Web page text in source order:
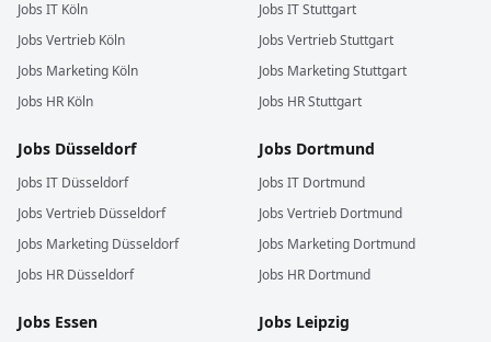
Jobs IT Köln
Jobs Vertrieb Köln
Jobs Marketing Köln
Jobs HR Köln
Jobs ITStuttgart
Jobs VertriebStuttgart
Jobs MarketingStuttgart
Jobs HRStuttgart
Jobs Düsseldorf
Jobs IT Düsseldorf
Jobs Vertrieb Düsseldorf
Jobs Marketing Düsseldorf
Jobs HR Düsseldorf
Jobs Dortmund
Jobs IT Dortmund
Jobs Vertrieb Dortmund
Jobs Marketing Dortmund
Jobs HR Dortmund
Jobs Essen Jobs Leipzig